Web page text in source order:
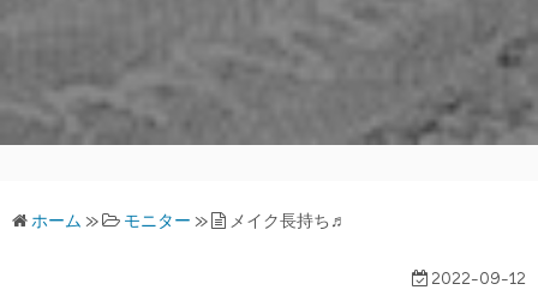
ホーム » モニター » メイク長持ち♬
2022-09-12